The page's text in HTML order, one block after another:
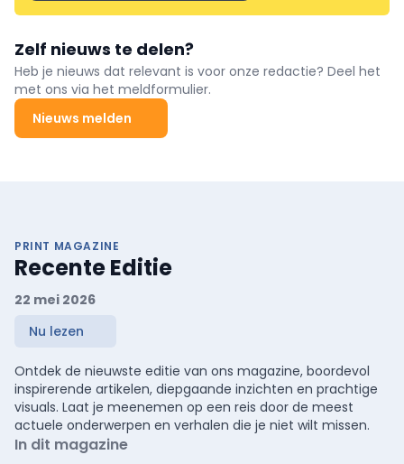
Zelf nieuws te delen?
Heb je nieuws dat relevant is voor onze redactie? Deel het
met ons via het meldformulier.
Nieuws melden
PRINT MAGAZINE
Recente Editie
22 mei 2026
Nu lezen
Ontdek de nieuwste editie van ons magazine, boordevol
inspirerende artikelen, diepgaande inzichten en prachtige
visuals. Laat je meenemen op een reis door de meest
actuele onderwerpen en verhalen die je niet wilt missen.
In dit magazine